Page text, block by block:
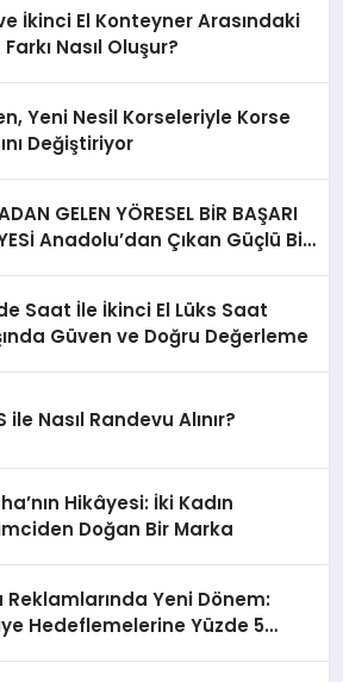
ve İkinci El Konteyner Arasındaki
Nasıl Oluşur?
Yeni Nesil Korseleriyle Korse
Değiştiriyor
GELEN YÖRESEL BİR BAŞARI
Anadolu’dan Çıkan Güçlü Bir
Saat İle İkinci El Lüks Saat
Güven ve Doğru Değerleme
ile Nasıl Randevu Alınır?
Hikâyesi: İki Kadın
Doğan Bir Marka
Reklamlarında Yeni Dönem:
Hedeflemelerine Yüzde 5